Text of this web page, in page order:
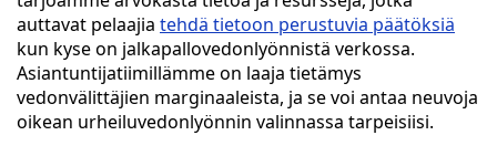
auttavat pelaajia tehdä tietoon perustuvia päätöksiä
kun kyse on jalkapallovedonlyönnistä verkossa.
Asiantuntijatiimillämme on laaja tietämys
vedonvälittäjien marginaaleista, ja se voi antaa neuvoja
oikean urheiluvedonlyönnin valinnassa tarpeisiisi.